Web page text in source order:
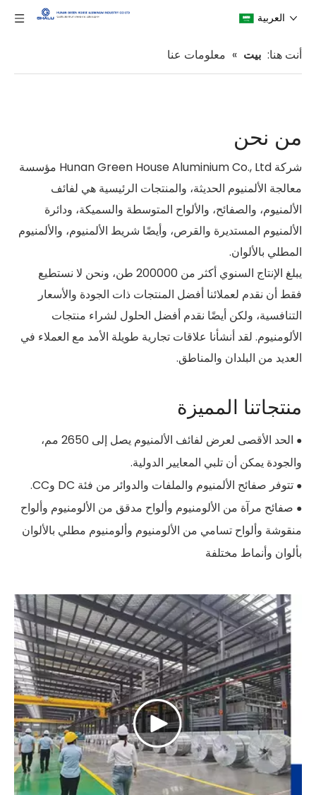
العربية
أنت هنا: بيت » معلومات عنا
من نحن
شركة Hunan Green House Aluminium Co., Ltd مؤسسة
معالجة الألمنيوم الحديثة، والمنتجات الرئيسية هي لفائف
الألمنيوم، والصفائح، والألواح المتوسطة والسميكة، ودائرة
الألمنيوم المستديرة والقرص، وأيضًا شريط الألمنيوم، والألمنيوم
المطلي بالألوان.
يبلغ الإنتاج السنوي أكثر من 200000 طن، ونحن لا نستطيع
فقط أن نقدم لعملائنا أفضل المنتجات ذات الجودة والأسعار
التنافسية، ولكن أيضًا نقدم أفضل الحلول لشراء منتجات
الألومنيوم. لقد أنشأنا علاقات تجارية طويلة الأمد مع العملاء في
العديد من البلدان والمناطق.
منتجاتنا المميزة
●
الحد الأقصى لعرض لفائف الألمنيوم يصل إلى 2650 مم،
والجودة يمكن أن تلبي المعايير الدولية.
● تتوفر صفائح الألمنيوم والملفات والدوائر من فئة DC وCC.
● صفائح مرآة من الألومنيوم وألواح مدقق من الألومنيوم وألواح
منقوشة وألواح تسامي من الألومنيوم وألومنيوم مطلي بالألوان
بألوان وأنماط مختلفة